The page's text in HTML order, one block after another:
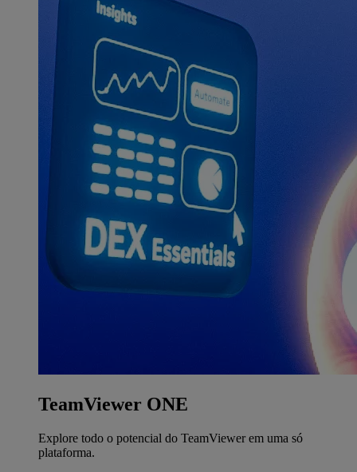
TeamViewer ONE
Explore todo o potencial do TeamViewer em uma só
plataforma.